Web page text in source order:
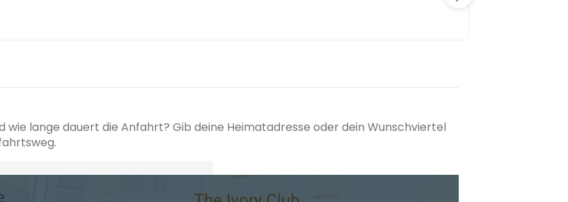
lange dauert die Anfahrt? Gib deine Heimatadresse oder dein Wunschviertel